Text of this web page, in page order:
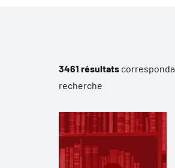
3461 résultats
recherche